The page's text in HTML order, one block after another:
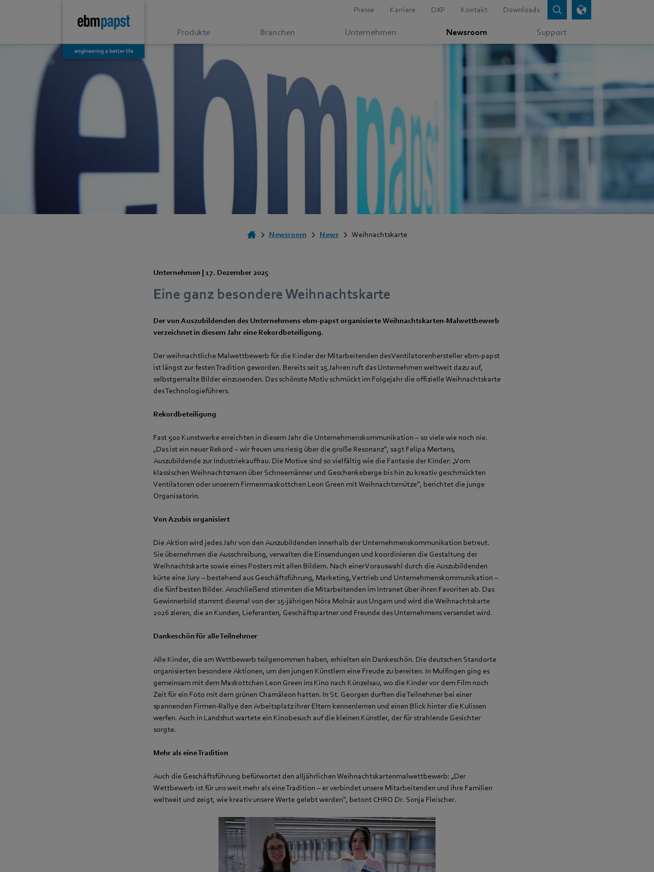
Presse Karriere DXP Kontakt Downloads
Produkte Branchen Unternehmen Newsroom Support
Newsroom News Weihnachtskarte
Unternehmen | 17. Dezember 2025
Eine ganz besondere Weihnachtskarte
Der von Auszubildenden des Unternehmens ebm‑papst organisierte Weihnachtskarten-Malwettbewerb
verzeichnet in diesem Jahr eine Rekordbeteiligung.
Der weihnachtliche Malwettbewerb für die Kinder der Mitarbeitenden des Ventilatorenhersteller ebm‑papst
ist längst zur festen Tradition geworden. Bereits seit 15 Jahren ruft das Unternehmen weltweit dazu auf,
selbstgemalte Bilder einzusenden. Das schönste Motiv schmückt im Folgejahr die offizielle Weihnachtskarte
des Technologieführers.
Rekordbeteiligung
Fast 500 Kunstwerke erreichten in diesem Jahr die Unternehmenskommunikation – so viele wie noch nie.
„Das ist ein neuer Rekord – wir freuen uns riesig über die große Resonanz“, sagt Felipa Mertens,
Auszubildende zur Industriekauffrau. Die Motive sind so vielfältig wie die Fantasie der Kinder: „Vom
klassischen Weihnachtsmann über Schneemänner und Geschenkeberge bis hin zu kreativ geschmückten
Ventilatoren oder unserem Firmenmaskottchen Leon Green mit Weihnachtsmütze“, berichtet die junge
Organisatorin.
Von Azubis organisiert
Die Aktion wird jedes Jahr von den Auszubildenden innerhalb der Unternehmenskommunikation betreut.
Sie übernehmen die Ausschreibung, verwalten die Einsendungen und koordinieren die Gestaltung der
Weihnachtskarte sowie eines Posters mit allen Bildern. Nach einer Vorauswahl durch die Auszubildenden
kürte eine Jury – bestehend aus Geschäftsführung, Marketing, Vertrieb und Unternehmenskommunikation –
die fünf besten Bilder. Anschließend stimmten die Mitarbeitenden im Intranet über ihren Favoriten ab. Das
Gewinnerbild stammt diesmal von der 15-jährigen Nóra Molnár aus Ungarn und wird die Weihnachtskarte
2026 zieren, die an Kunden, Lieferanten, Geschäftspartner und Freunde des Unternehmens versendet wird.
Dankeschön für alle Teilnehmer
Alle Kinder, die am Wettbewerb teilgenommen haben, erhielten ein Dankeschön. Die deutschen Standorte
organisierten besondere Aktionen, um den jungen Künstlern eine Freude zu bereiten. In Mulfingen ging es
gemeinsam mit dem Maskottchen Leon Green ins Kino nach Künzelsau, wo die Kinder vor dem Film noch
Zeit für ein Foto mit dem grünen Chamäleon hatten. In St. Georgen durften die Teilnehmer bei einer
spannenden Firmen-Rallye den Arbeitsplatz ihrer Eltern kennenlernen und einen Blick hinter die Kulissen
werfen. Auch in Landshut wartete ein Kinobesuch auf die kleinen Künstler, der für strahlende Gesichter
sorgte.
Mehr als eine Tradition
Auch die Geschäftsführung befürwortet den alljährlichen Weihnachtskartenmalwettbewerb: „Der
Wettbewerb ist für uns weit mehr als eine Tradition – er verbindet unsere Mitarbeitenden und ihre Familien
weltweit und zeigt, wie kreativ unsere Werte gelebt werden“, betont CHRO Dr. Sonja Fleischer.